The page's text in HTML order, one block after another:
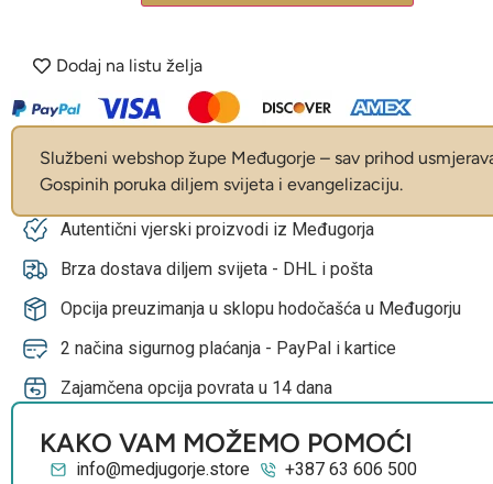
Dodaj na listu želja
Službeni webshop župe Međugorje – sav prihod
Gospinih poruka diljem svijeta i evangelizaciju.
Autentični vjerski proizvodi iz Međugorja
Brza dostava diljem svijeta - DHL i pošta
Opcija preuzimanja u sklopu hodočašća u Međugorju
2 načina sigurnog plaćanja - PayPal i kartice
Zajamčena opcija povrata u 14 dana
KAKO VAM MOŽEMO POMOĆI
info@medjugorje.store
+387 63 606 500